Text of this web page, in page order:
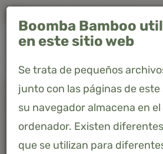
Home Productos Juego de cama
JUEGO DE CAMA
SPACE BLUE
Boomba Bamboo
en este sitio web
Se trata de pequeños
junto con las páginas de
su navegador almacena en
ordenador. Existen
que se utilizan para